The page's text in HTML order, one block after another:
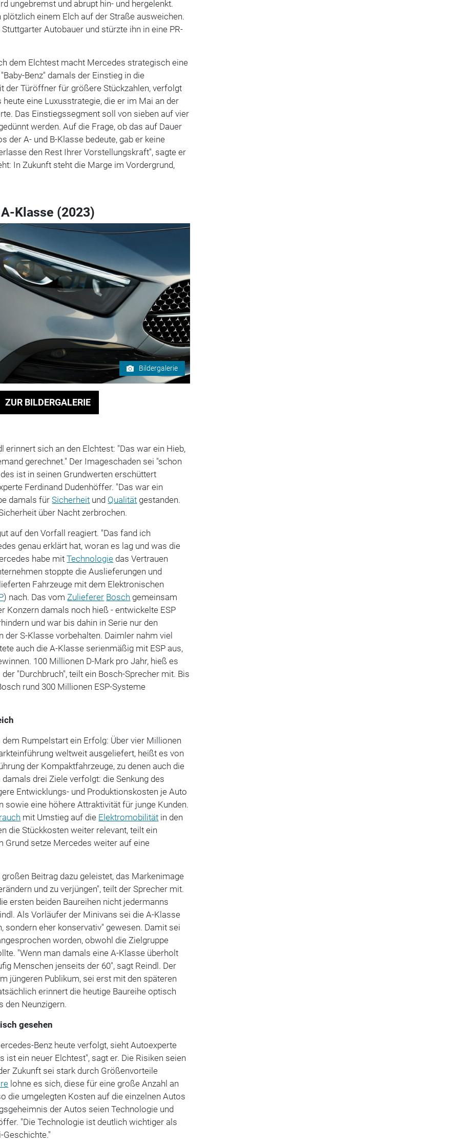
ungebremst und abrupt hin- und hergelenkt.
einem Elch auf der Straße ausweichen.
Autobauer und stürzte ihn in eine PR-
dem Elchtest macht Mercedes strategisch eine
Benz" damals der Einstieg in die
der Türöffner für größere Stückzahlen, verfolgt
eine Luxusstrategie, die er im Mai an der
Das Einstiegssegment soll von sieben auf vier
werden. Auf die Frage, ob das auf Dauer
der A- und B-Klasse bedeute, gab er keine
den Rest Ihrer Vorstellungskraft", sagte er
In Zukunft steht die Marge im Vordergrund,
Klasse (2023)
Bildergalerie
ZUR BILDERGALERIE
erinnert sich an den Elchtest: "Das war ein Hieb,
gerechnet." Der Imageschaden sei "schon
ist in seinen Grundwerten erschüttert
Ferdinand Dudenhöffer. "Das war ein
damals fürSicherheit und Qualität gestanden.
über Nacht zerbrochen.
auf den Vorfall reagiert. "Das fand ich
genau erklärt hat, woran es lag und was die
habe mitTechnologie das Vertrauen
stoppte die Auslieferungen und
Fahrzeuge mit dem Elektronischen
) nach. Das vomZulieferer Bosch gemeinsam
Konzern damals noch hieß - entwickelte ESP
und war bis dahin in Serie nur den
der S-Klasse vorbehalten. Daimler nahm viel
auch die A-Klasse serienmäßig mit ESP aus,
100 Millionen D-Mark pro Jahr, hieß es
"Durchbruch", teilt ein Bosch-Sprecher mit. Bis
rund 300 Millionen ESP-Systeme
Rumpelstart ein Erfolg: Über vier Millionen
weltweit ausgeliefert, heißt es von
der Kompaktfahrzeuge, zu denen auch die
drei Ziele verfolgt: die Senkung des
Entwicklungs- und Produktionskosten je Auto
sowie eine höhere Attraktivität für junge Kunden.
mit Umstieg auf die Elektromobilität in den
die Stückkosten weiter relevant, teilt ein
Grund setze Mercedes weiter auf eine
Beitrag dazu geleistet, das Markenimage
und zu verjüngen", teilt der Sprecher mit.
ersten beiden Baureihen nicht jedermanns
Als Vorläufer der Minivans sei die A-Klasse
sondern eher konservativ" gewesen. Damit sei
worden, obwohl die Zielgruppe
"Wenn man damals eine A-Klasse überholt
Menschen jenseits der 60", sagt Reindl. Der
jüngeren Publikum, sei erst mit den späteren
erinnert die heutige Baureihe optisch
den Neunzigern.
gesehen
Benz heute verfolgt, sieht Autoexperte
ist ein neuer Elchtest", sagt er. Die Risiken seien
Zukunft sei stark durch Größenvorteile
lohne es sich, diese für eine große Anzahl an
die umgelegten Kosten auf die einzelnen Autos
der Autos seien Technologie und
"Die Technologie ist deutlich wichtiger als